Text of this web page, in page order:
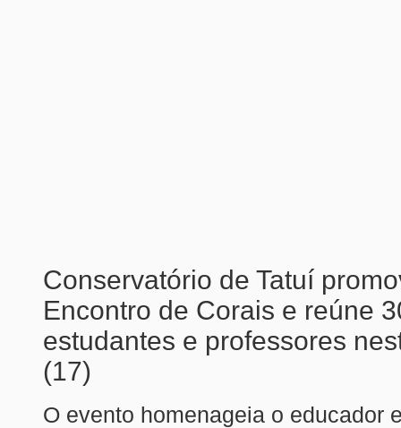
Conservatório de Tatuí
Encontro de Corais e reúne
estudantes e professores
(17)
O evento homenageia o educador